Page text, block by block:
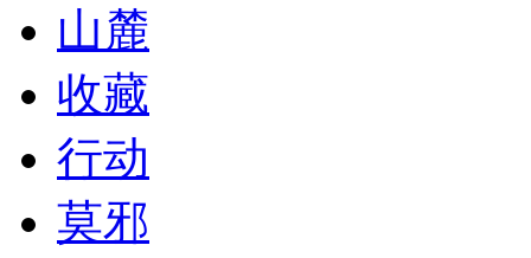
山麓
收藏
行动
莫邪